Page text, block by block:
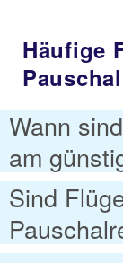
Häufige
Wann
am
Sind